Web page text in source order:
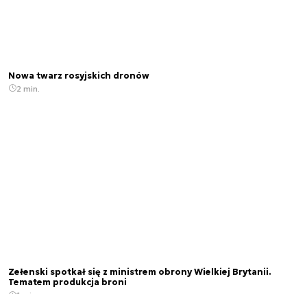
Nowa twarz rosyjskich dronów
2 min.
Zełenski spotkał się z ministrem obrony Wielkiej Brytanii.
Tematem produkcja broni